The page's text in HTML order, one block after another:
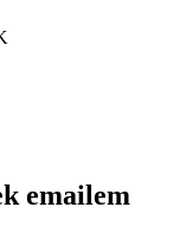
emailem